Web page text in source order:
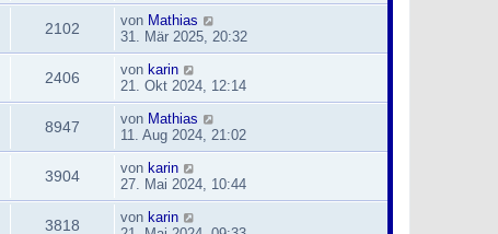
2102 von Mathias
31. Mär 2025, 20:32
2406 von karin
21. Okt 2024, 12:14
8947 von Mathias
11. Aug 2024, 21:02
3904 von karin
27. Mai 2024, 10:44
3818 von karin